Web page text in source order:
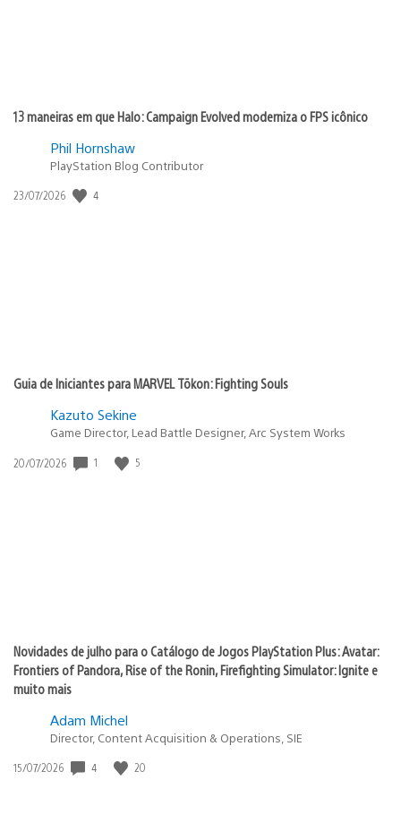
13 maneiras em que Halo: Campaign Evolved moderniza o FPS icônico
Phil Hornshaw
PlayStation Blog Contributor
Data
23/07/2026 4
Guia de Iniciantes para MARVEL Tōkon: Fighting Souls
Kazuto Sekine
Game Director, Lead Battle Designer, Arc System Works
Data
20/07/2026 1 5
Novidades de julho para o Catálogo de Jogos PlayStation Plus: Avatar:
Frontiers of Pandora, Rise of the Ronin, Firefighting Simulator: Ignite e
muito mais
Adam Michel
Director, Content Acquisition & Operations, SIE
Data
15/07/2026 4 20